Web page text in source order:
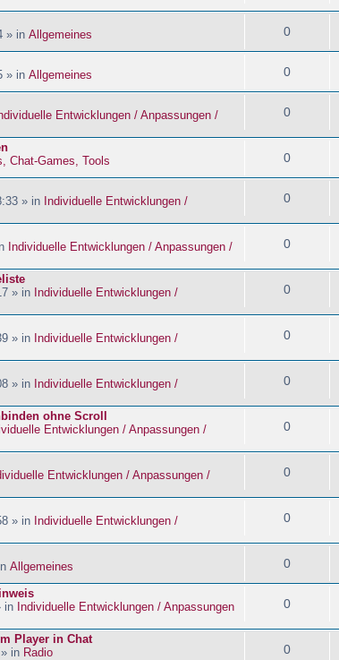
» in Allgemeines 0
» in Allgemeines 0
Entwicklungen / Anpassungen /
0
Chat-Games, Tools 0
» in Individuelle Entwicklungen /
0
Individuelle Entwicklungen / Anpassungen /
0
» in Individuelle Entwicklungen /
0
» in Individuelle Entwicklungen /
0
» in Individuelle Entwicklungen /
0
ohne Scroll
Entwicklungen / Anpassungen /
0
Entwicklungen / Anpassungen /
0
» in Individuelle Entwicklungen /
0
Allgemeines 0
in Individuelle Entwicklungen / Anpassungen
0
Player in Chat
in Radio 0